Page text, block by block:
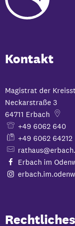
Kontakt
Magistrat der
Neckarstraße 3
64711 Erbach
+49 6062 640
+49 6062 64212
Erbach im
Rechtliches